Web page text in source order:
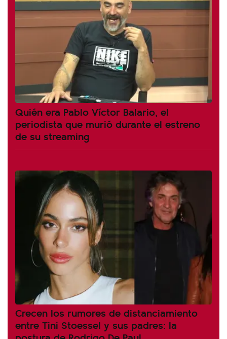
Quién era Pablo Víctor Balario, el
periodista que murió durante el estreno
de su streaming
Crecen los rumores de distanciamiento
entre Tini Stoessel y sus padres: la